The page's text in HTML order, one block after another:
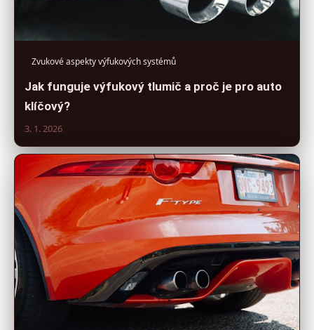
Zvukové aspekty výfukových systémů
Jak funguje výfukový tlumič a proč je pro auto
klíčový?
3. 1. 2026